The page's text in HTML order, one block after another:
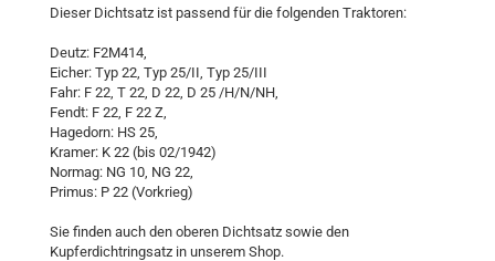
Dieser Dichtsatz ist passend für die folgenden Traktoren:
Deutz: F2M414,
Eicher: Typ 22, Typ 25/II, Typ 25/III
Fahr: F 22, T 22, D 22, D 25 /H/N/NH,
Fendt: F 22, F 22 Z,
Hagedorn: HS 25,
Kramer: K 22 (bis 02/1942)
Normag: NG 10, NG 22,
Primus: P 22 (Vorkrieg)
Sie finden auch den oberen Dichtsatz sowie den
Kupferdichtringsatz in unserem Shop.